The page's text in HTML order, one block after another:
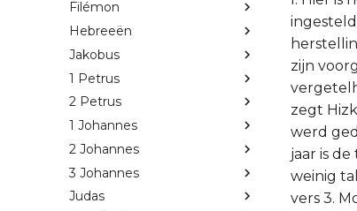
Filémon
Hebreeën
Jakobus
1 Petrus
2 Petrus
1 Johannes
2 Johannes
3 Johannes
Judas
zijn
zegt
werd
jaar is
weinig
vers 3.